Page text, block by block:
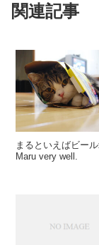
関連記事
まるといえばビー
Maru very well.